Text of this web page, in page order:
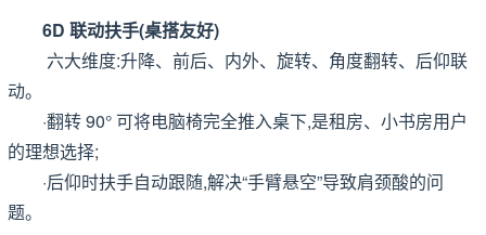
6D 联动扶手(桌搭友好)
六大维度:升降、前后、内外、旋转、角度翻转、后仰联
动。
·翻转 90° 可将电脑椅完全推入桌下,是租房、小书房用户
的理想选择;
·后仰时扶手自动跟随,解决“手臂悬空”导致肩颈酸的问
题。